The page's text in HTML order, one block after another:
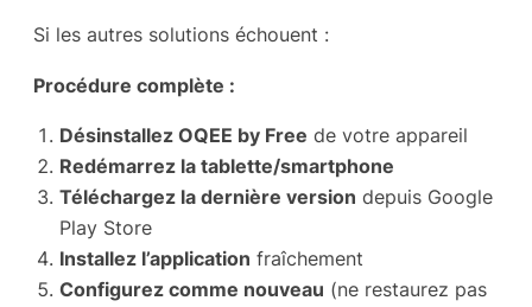
Si les autres solutions échouent :
Procédure complète :
Désinstallez OQEE by Free de votre appareil
Redémarrez la tablette/smartphone
Téléchargez la dernière version depuis Google
Play Store
Installez l’application fraîchement
Configurez comme nouveau (ne restaurez pas